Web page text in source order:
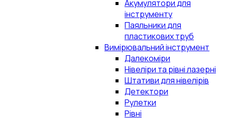
Акумулятори для
інструменту
Паяльники для
пластикових труб
Вимірювальний інструмент
Далекоміри
Нівеліри та рівні лазерні
Штативи для нівелірів
Детектори
Рулетки
Рівні